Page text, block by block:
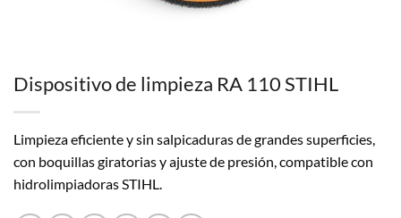
Dispositivo de limpieza RA 110 STIHL
Limpieza eficiente y sin salpicaduras de grandes superficies,
con boquillas giratorias y ajuste de presión, compatible con
hidrolimpiadoras STIHL.